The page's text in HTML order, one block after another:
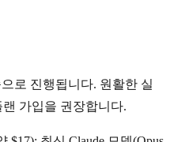
로 진행됩니다. 원활한 실
랜 가입을 권장합니다.